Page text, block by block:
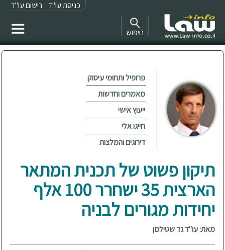
כניסת עו"ד רישום עו"ד
חיפוש
פרופיל ותחומי עיסוק
מאמרים וחדשות
ייעוץ אישי
חייגו אלי
דירוגים והמלצות
תיקון פשוט של תכנית המתאר
הארצית 35 ישחרר 100 אלף
יחידות מגורים לבניה
מאת: עו"ד גד שטילמן